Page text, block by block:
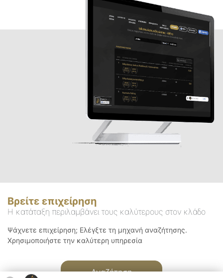
Βρείτε επιχείρηση
Η κατάταξη περιλαμβάνει τους καλύτερους στον κλάδο
Ψάχνετε επιχείρηση; Ελέγξτε τη μηχανή αναζήτησης.
Χρησιμοποιήστε την καλύτερη υπηρεσία
Αναζήτηση